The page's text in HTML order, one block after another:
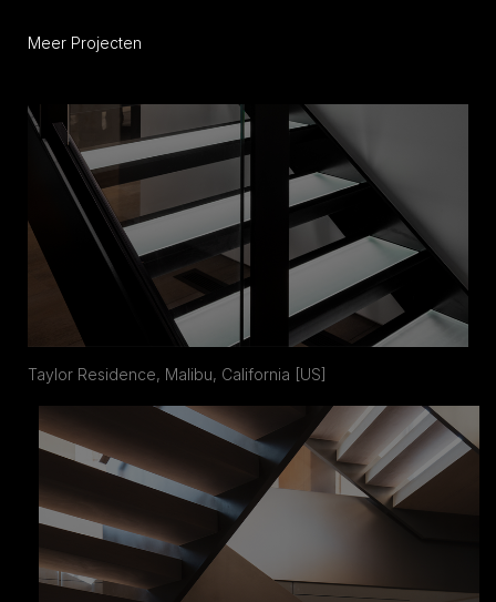
Meer Projecten
Taylor Residence, Malibu, California [US]